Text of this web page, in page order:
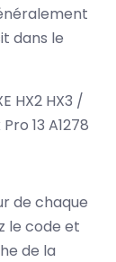
dans le
HX2 HX3 /
13 A1278
de chaque
le code et
de la